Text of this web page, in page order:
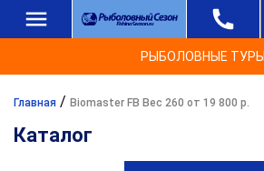
РЫБОЛОВНЫЕ ТУРЫ
Главная / Biomaster FB Вес 260 от 19 800 р.
Каталог